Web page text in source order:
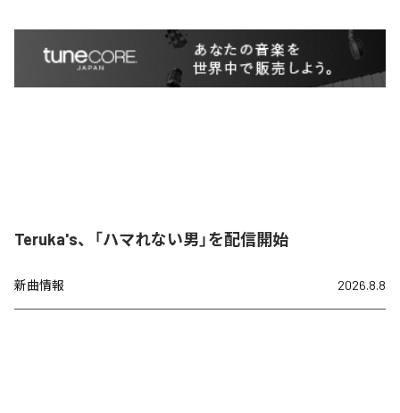
Teruka's、「ハマれない男」を配信開始
新曲情報 2026.8.8